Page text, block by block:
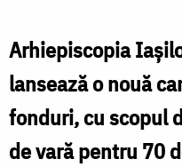
Arhiepiscopia
lansează o nouă
fonduri, cu scopul
de vară pentru 70